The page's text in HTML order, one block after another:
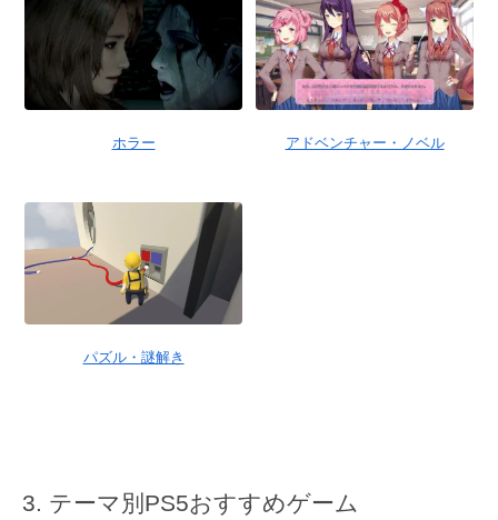
ホラー アドベンチャー・ノベル
パズル・謎解き
テーマ別PS5おすすめゲーム